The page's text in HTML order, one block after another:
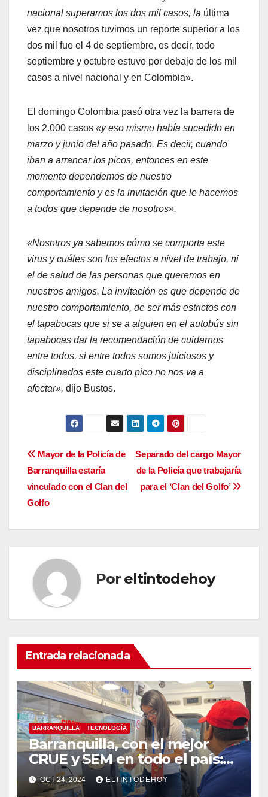
nacional superamos los dos mil casos, la última
vez que nosotros tuvimos un reporte superior a los
dos mil fue el 4 de septiembre, es decir, todo
septiembre y octubre estuvo por debajo de los mil
casos a nivel nacional y en Colombia».
El domingo Colombia pasó otra vez la barrera de
los 2.000 casos «y eso mismo había sucedido en
marzo y junio del año pasado. Es decir, cuando
iban a arrancar los picos, entonces en este
momento dependemos de nuestro
comportamiento y es la invitación que le hacemos
a todos que depende de nosotros».
«Nosotros ya sabemos cómo se comporta este
virus y cuáles son los efectos a nivel de trabajo, ni
el de salud de las personas que queremos en
nuestros amigos. La invitación es que depende de
nuestro comportamiento, de ser más estrictos con
el tapabocas que si se a alguien en el autobús sin
tapabocas dar la recomendación de cuidarnos
entre todos, si entre todos somos juiciosos y
disciplinados este cuarto pico no nos va a
afectar», dijo Bustos.
Navegación
de
entradas
Separado del cargo Mayor
de la Policía que trabajaría
para el ‘Clan del Golfo’
Mayor de la Policía de
Barranquilla estaría
vinculado con el Clan del
Golfo
Por eltintodehoy
Entrada relacionada
BARRANQUILLA TECNOLOGÍA
Barranquilla, con el mejor
CRUE y SEM en todo el país:
MinSalud
OCT 24, 2024 ELTINTODEHOY